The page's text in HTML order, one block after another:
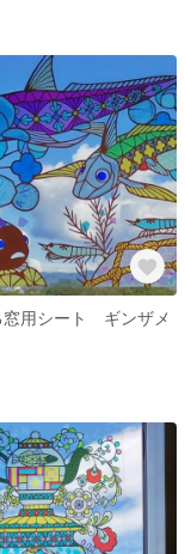
窓用シート ギンザメ